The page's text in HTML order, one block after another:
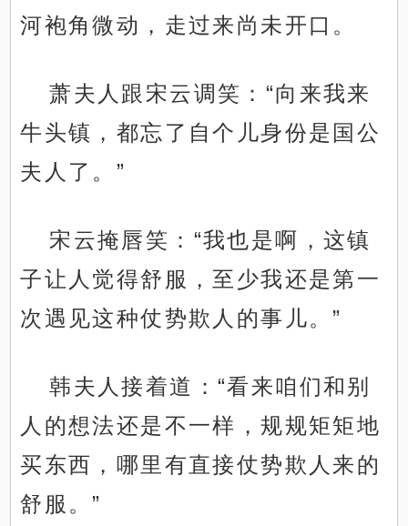
河袍角微动，走过来尚未开口。
萧夫人跟宋云调笑：“向来我来
牛头镇，都忘了自个儿身份是国公
夫人了。”
宋云掩唇笑：“我也是啊，这镇
子让人觉得舒服，至少我还是第一
次遇见这种仗势欺人的事儿。”
韩夫人接着道：“看来咱们和别
人的想法还是不一样，规规矩矩地
买东西，哪里有直接仗势欺人来的
舒服。”